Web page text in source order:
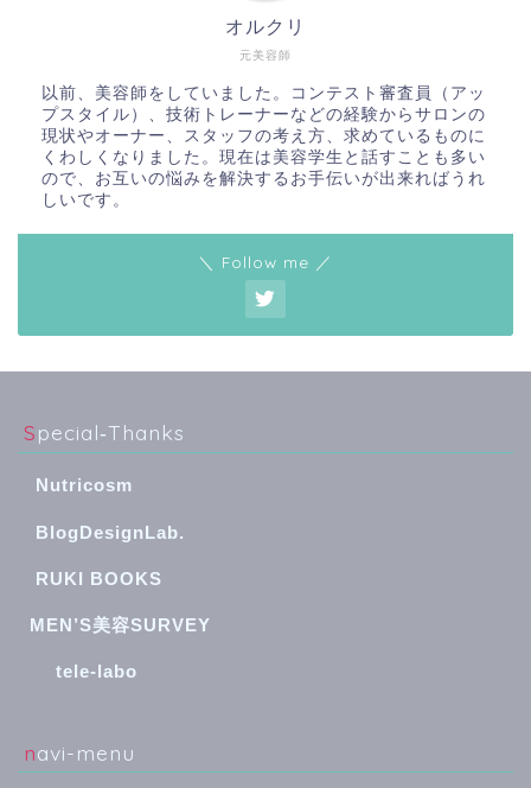
元美容師
オルクリ
以前、美容師をしていました。コンテスト審査員（アッ
プスタイル）、技術トレーナーなどの経験からサロンの
現状やオーナー、スタッフの考え方、求めているものに
くわしくなりました。現在は美容学生と話すことも多い
ので、お互いの悩みを解決するお手伝いが出来ればうれ
しいです。
＼ Follow me ／
Special‐Thanks
Nutricosm
BlogDesignLab.
RUKI BOOKS
MEN’S美容SURVEY
tele-labo
navi-menu